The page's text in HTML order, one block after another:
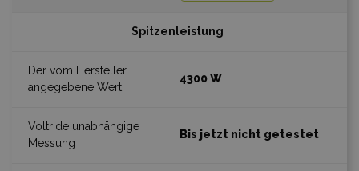
Spitzenleistung
4300 W
Bis jetzt nicht getestet